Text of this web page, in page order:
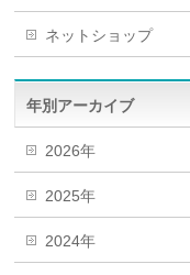
ネットショップ
年別アーカイブ
2026年
2025年
2024年